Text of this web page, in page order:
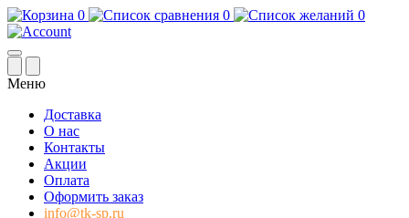
0 0 0
Меню
Доставка
О нас
Контакты
Акции
Оплата
Оформить заказ
info@tk-sp.ru